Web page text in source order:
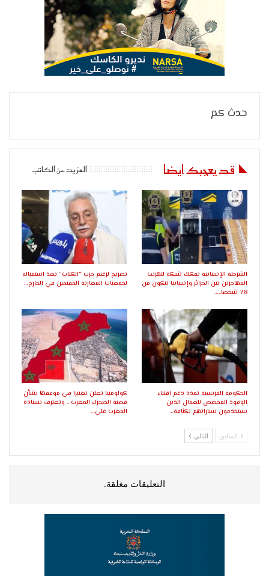
حدث كم
قد يعجبك ايضا المزيد عن الكاتب
الشرطة الإسبانية تفكك شبكة لتهريب
المهاجرين بين الجزائر وإسبانيا تتكون من
78 شخصا..…
تصريح لزعيم حزب “الكتاب” بعد استقباله
لجمعيات المغاربة المقيمين في الخارج…
الحكومة الفرنسية تمدد دعم اقتناء
الوقود المخصص للعمال الذين
يستخدمون سياراتهم بكثافة…
كولومبيا تعلن تغييرا في موقفها بشأن
قضية الصحراء المغرب .. وتعترف بسيادة
المغرب على…
السابق التالي
التعليقات مغلقة.